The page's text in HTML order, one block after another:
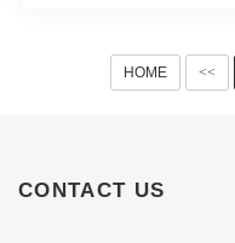
HOME <<
CONTACT US